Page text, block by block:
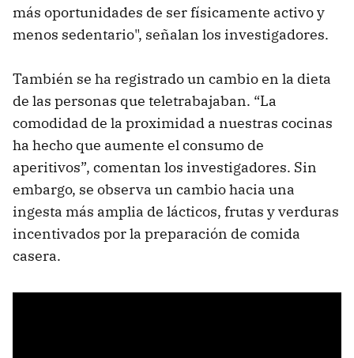
más oportunidades de ser físicamente activo y
menos sedentario", señalan los investigadores.
También se ha registrado un cambio en la dieta
de las personas que teletrabajaban. “La
comodidad de la proximidad a nuestras cocinas
ha hecho que aumente el consumo de
aperitivos”, comentan los investigadores. Sin
embargo, se observa un cambio hacia una
ingesta más amplia de lácticos, frutas y verduras
incentivados por la preparación de comida
casera.